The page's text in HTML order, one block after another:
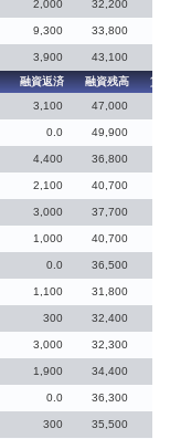
2,000 32,200
9,300 33,800
3,900 43,100
融資返済 融資残高
貸
3,100 47,000
0.0 49,900
4,400 36,800
2,100 40,700
3,000 37,700
1,000 40,700
0.0 36,500
1,100 31,800
300 32,400
3,000 32,300
1,900 34,400
0.0 36,300
300 35,500